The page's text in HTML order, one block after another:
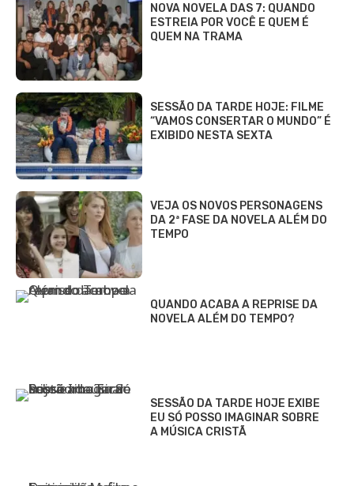
NOVA NOVELA DAS 7: QUANDO
ESTREIA POR VOCÊ E QUEM É
QUEM NA TRAMA
SESSÃO DA TARDE HOJE: FILME
“VAMOS CONSERTAR O MUNDO” É
EXIBIDO NESTA SEXTA
VEJA OS NOVOS PERSONAGENS
DA 2ª FASE DA NOVELA ALÉM DO
TEMPO
QUANDO ACABA A REPRISE DA
NOVELA ALÉM DO TEMPO?
SESSÃO DA TARDE HOJE EXIBE
EU SÓ POSSO IMAGINAR SOBRE
A MÚSICA CRISTÃ